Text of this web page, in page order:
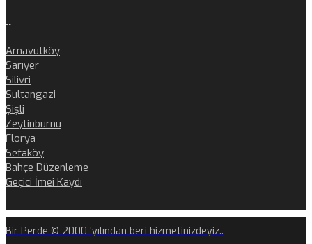
..
Arnavutköy
Sarıyer
Silivri
Sultangazi
Şişli
Zeytinburnu
Florya
Sefaköy
Bahçe Düzenleme
Geçici İmei Kaydı
Bir Perde © 2000 'yılından beri hizmetinizdeyiz..